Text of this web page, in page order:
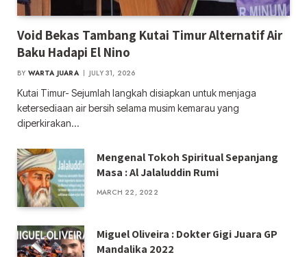
Void Bekas Tambang Kutai Timur Alternatif Air
Baku Hadapi El Nino
BY WARTA JUARA JULY 31, 2026
Kutai Timur- Sejumlah langkah disiapkan untuk menjaga
ketersediaan air bersih selama musim kemarau yang
diperkirakan…
Mengenal Tokoh Spiritual Sepanjang
Masa : Al Jalaluddin Rumi
MARCH 22, 2022
Miguel Oliveira : Dokter Gigi Juara GP
Mandalika 2022